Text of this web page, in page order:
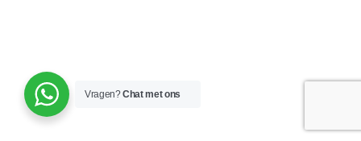
Vragen?Chat met ons